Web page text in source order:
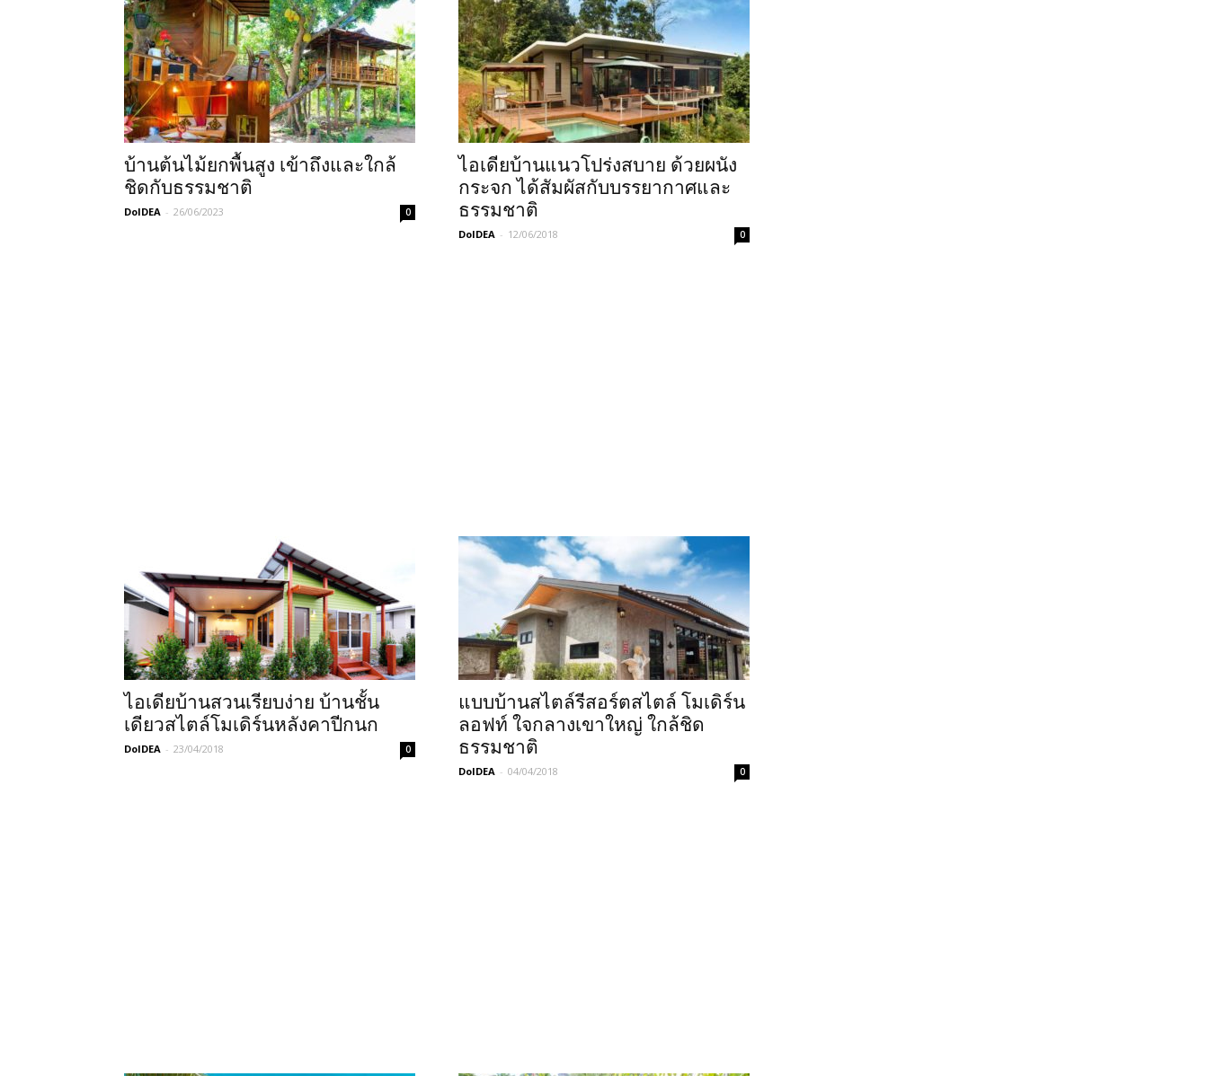
บ้านต้นไม้ยกพื้นสูง เข้าถึงและใกล้
ชิดกับธรรมชาติ
DoIDEA - 26/06/2023 0
ไอเดียบ้านแนวโปร่งสบาย ด้วยผนัง
กระจก ได้สัมผัสกับบรรยากาศและ
ธรรมชาติ
DoIDEA - 12/06/2018 0
ไอเดียบ้านสวนเรียบง่าย บ้านชั้น
เดียวสไตล์โมเดิร์นหลังคาปีกนก
DoIDEA - 23/04/2018 0
แบบบ้านสไตล์รีสอร์ตสไตล์ โมเดิร์น
ลอฟท์ ใจกลางเขาใหญ่ ใกล้ชิด
ธรรมชาติ
DoIDEA - 04/04/2018 0